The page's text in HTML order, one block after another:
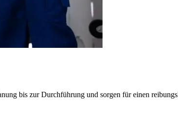
bis zur Durchführung und sorgen für einen